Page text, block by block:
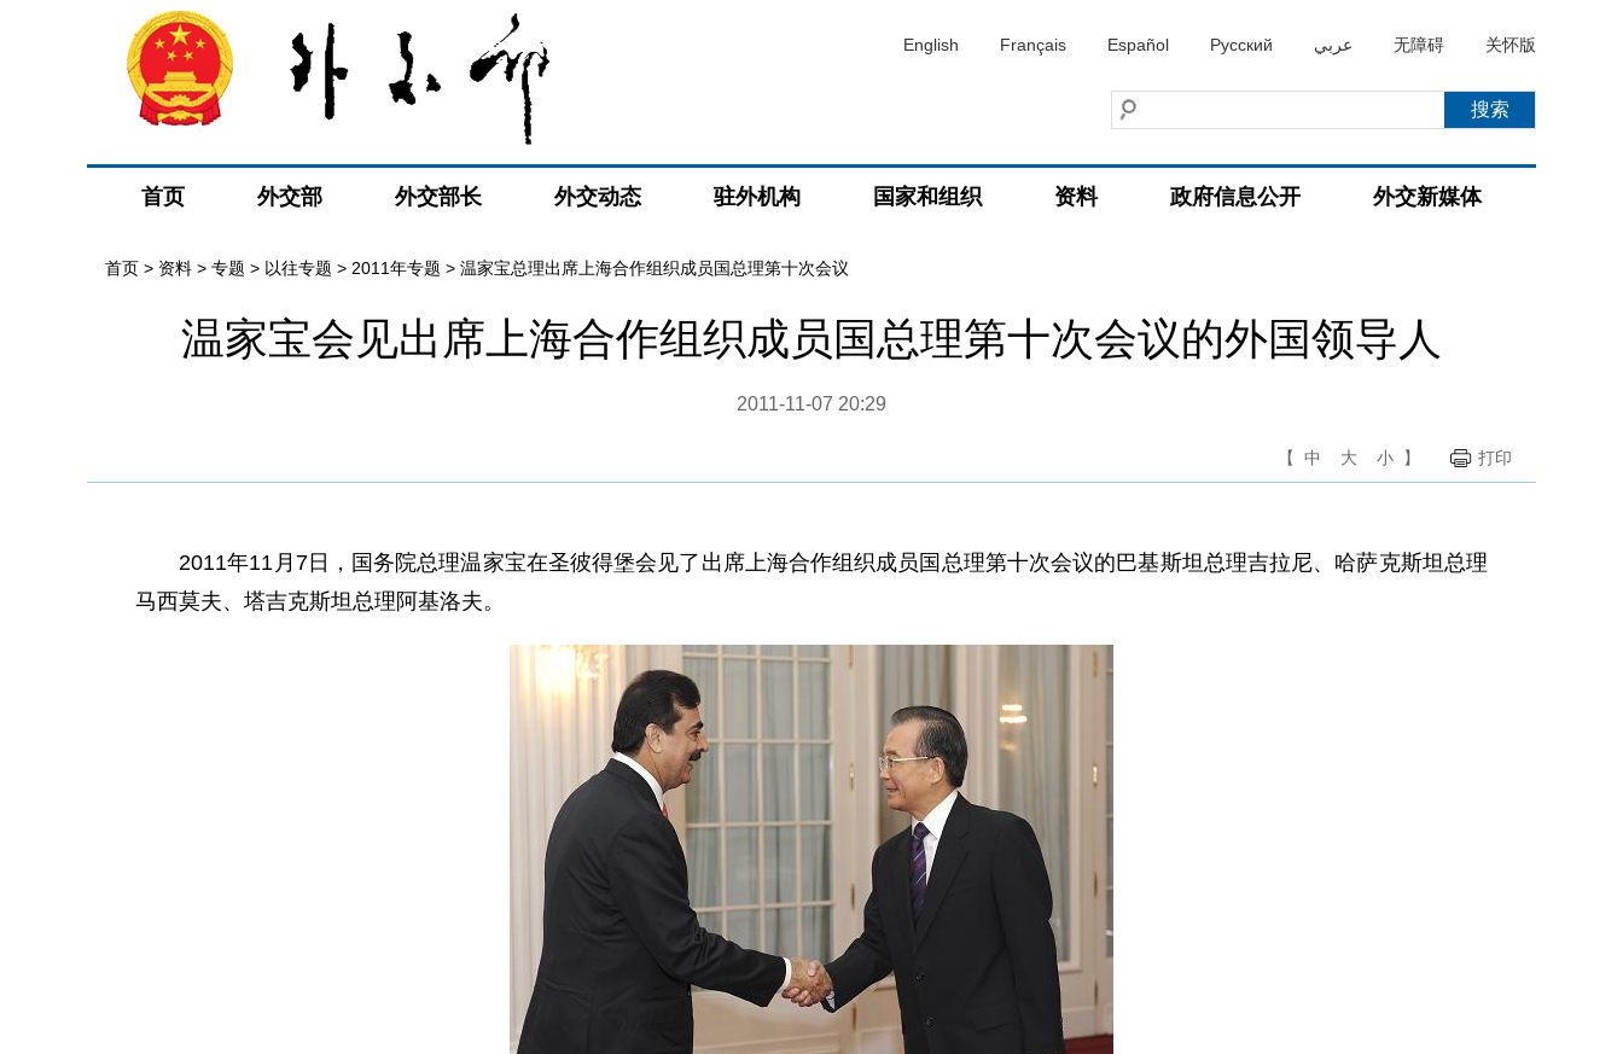
English Français Español Русский عربي 无障碍 关怀版
首页 外交部 外交部长 外交动态 驻外机构 国家和组织 资料 政府信息公开 外交新媒体
首页 > 资料 > 专题 > 以往专题 > 2011年专题 > 温家宝总理出席上海合作组织成员国总理第十次会议
温家宝会见出席上海合作组织成员国总理第十次会议的外国领导人
2011-11-07 20:29
【 中 大 小 】 打印
2011年11月7日，国务院总理温家宝在圣彼得堡会见了出席上海合作组织成员国总理第十次会议的巴基斯坦总理吉拉尼、哈萨克斯坦总理
马西莫夫、塔吉克斯坦总理阿基洛夫。